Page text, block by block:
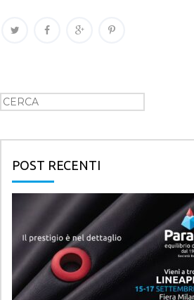
Cerca
POST RECENTI